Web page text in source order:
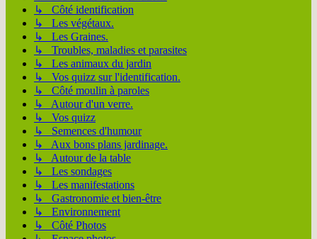
↳ Côté identification
↳ Les végétaux.
↳ Les Graines.
↳ Troubles, maladies et parasites
↳ Les animaux du jardin
↳ Vos quizz sur l'identification.
↳ Côté moulin à paroles
↳ Autour d'un verre.
↳ Vos quizz
↳ Semences d'humour
↳ Aux bons plans jardinage.
↳ Autour de la table
↳ Les sondages
↳ Les manifestations
↳ Gastronomie et bien-être
↳ Environnement
↳ Côté Photos